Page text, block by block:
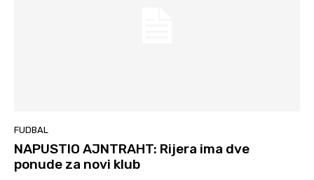
FUDBAL
NAPUSTIO AJNTRAHT: Rijera ima dve
ponude za novi klub